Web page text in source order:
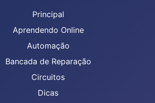
Principal
Aprendendo Online
Automação
Bancada de Reparação
Circuitos
Dicas